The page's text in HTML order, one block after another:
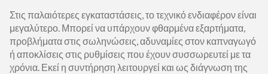
Στις παλαιότερες εγκαταστάσεις, το τεχνικό ενδιαφέρον είναι
μεγαλύτερο. Μπορεί να υπάρχουν φθαρμένα εξαρτήματα,
προβλήματα στις σωληνώσεις, αδυναμίες στον καπναγωγό
ή αποκλίσεις στις ρυθμίσεις που έχουν συσσωρευτεί με τα
χρόνια. Εκεί η συντήρηση λειτουργεί και ως διάγνωση της